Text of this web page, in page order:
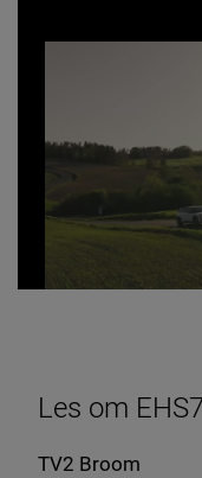
Les om
TV2 Broom